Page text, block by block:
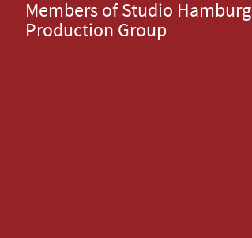
Members of Studio Hamburg
Production Group